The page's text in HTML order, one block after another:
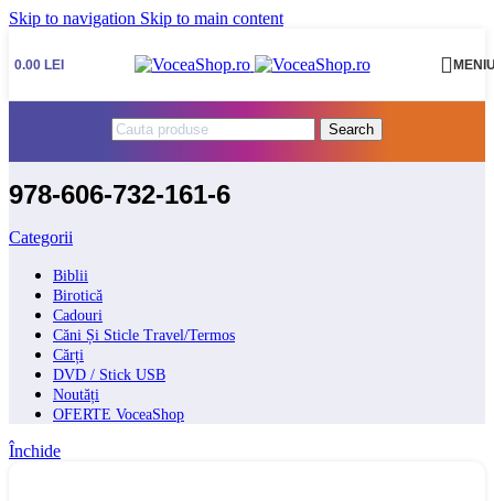
Skip to navigation Skip to main content
0.00 LEI
Search
978-606-732-161-6
Categorii
Biblii
Birotică
Cadouri
Căni Și Sticle Travel/Termos
Cărți
DVD / Stick USB
Noutăți
OFERTE VoceaShop
Închide